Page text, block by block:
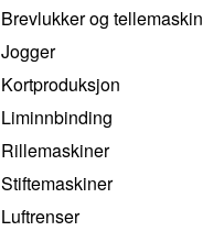
Brevlukker og tellemaskin
Jogger
Kortproduksjon
Liminnbinding
Rillemaskiner
Stiftemaskiner
Luftrenser